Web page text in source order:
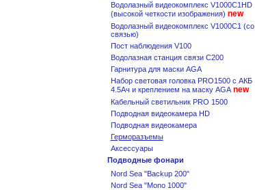
Водолазный видеокомплекс V1000C1HD
(высокой четкости изображения) new
Водолазный видеокомплекс V1000C1 (со
связью)
Пост наблюдения V100
Водолазная станция связи С200
Гарнитура для маски AGA
Набор световая головка PRO1500 с АКБ
4.5Ач и креплением на маску AGA new
Кабельный светильник PRO 1500
Подводная видеокамера HD
Подводная видеокамера
Герморазъемы
Аксессуары
Подводные фонари
Nord Sea "Backup 200"
Nord Sea "Mono 1000"